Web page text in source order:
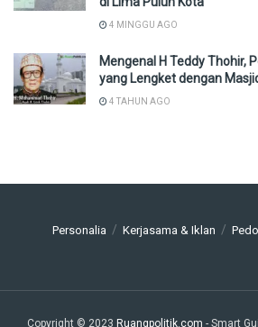
4 MINGGU AGO
Mengenal H Teddy Thohir,
yang Lengket dengan
4 TAHUN AGO
Personalia Kerjasama & Iklan
Copyright © 2023 Ruangpolitik.com - Smart